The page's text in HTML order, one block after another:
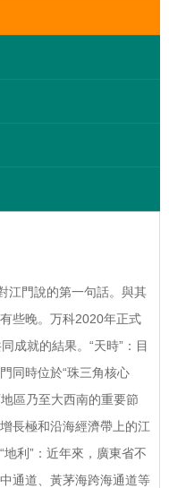
江門說的第一句話。與其
些晚。万科2020年正式
成就的結果。“天時”：目
同時位於“珠三角核心
區乃至大西南的重要節
長極和沿海經濟帶上的江
利”：近年來，廣東省不
通道、黃茅海跨海通道等